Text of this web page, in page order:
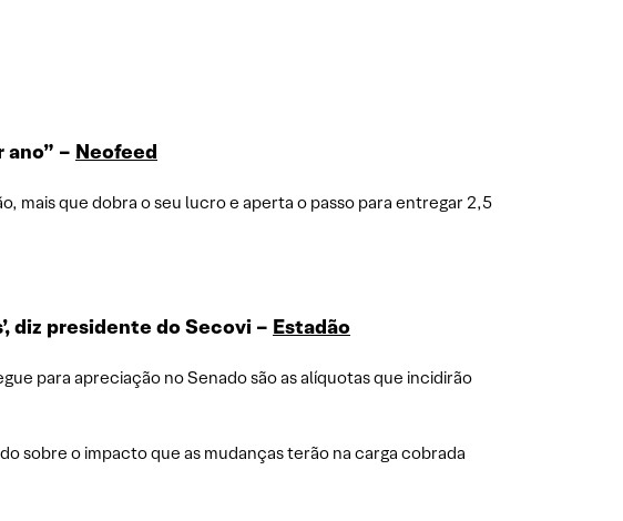
– Neofeed
mais que dobra o seu lucro e aperta o passo para entregar 2,5
diz presidente do Secovi – Estadão
para apreciação no Senado são as alíquotas que incidirão
sobre o impacto que as mudanças terão na carga cobrada